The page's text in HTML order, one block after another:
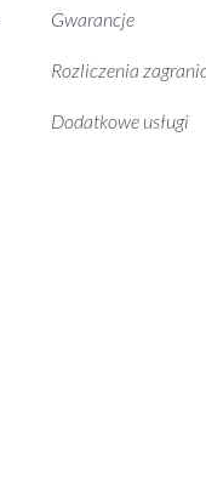
Gwarancje
Rozliczenia
Dodatkowe usługi